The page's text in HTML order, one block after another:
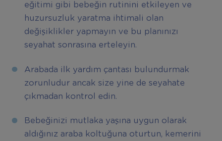
eğitimi gibi bebeğin rutinini etkileyen ve
huzursuzluk yaratma ihtimali olan
değişiklikler yapmayın ve bu planınızı
seyahat sonrasına erteleyin.
Arabada ilk yardım çantası bulundurmak
zorunludur ancak size yine de seyahate
çıkmadan kontrol edin.
Bebeğinizi mutlaka yaşına uygun olarak
aldığınız araba koltuğuna oturtun, kemerini